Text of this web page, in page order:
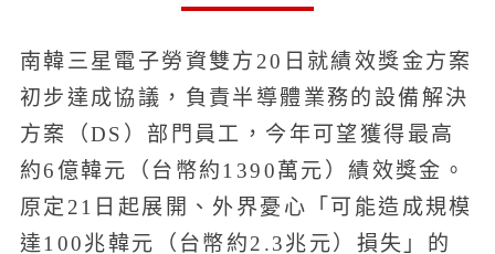
南韓三星電子勞資雙方20日就績效獎金方案
初步達成協議，負責半導體業務的設備解決
方案（DS）部門員工，今年可望獲得最高
約6億韓元（台幣約1390萬元）績效獎金。
原定21日起展開、外界憂心「可能造成規模
達100兆韓元（台幣約2.3兆元）損失」的